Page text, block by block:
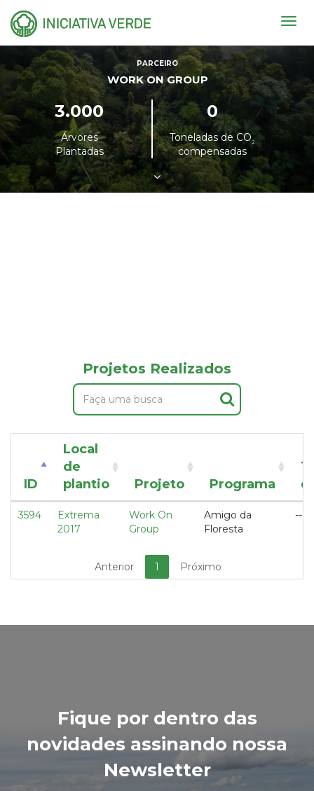
PARCEIRO
WORK ON GROUP
3.000
Árvores
Plantadas
0
Toneladas de CO²
compensadas
Projetos Realizados
ID
Local
de
plantio
Projeto Programa
3594
Extrema
2017
Work On
Group
Amigo da
Floresta
---
Anterior 1 Próximo
Fique por dentro das
novidades assinando nossa
Newsletter